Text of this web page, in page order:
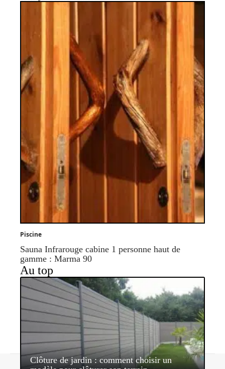
Piscine
Sauna Infrarouge cabine 1 personne haut de
gamme : Marma 90
Au top
Clôture de jardin : comment choisir un
Contact Mentions légales Sitemap